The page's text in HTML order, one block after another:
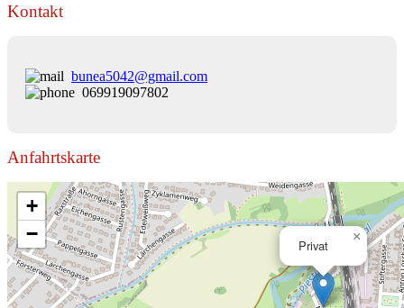
Kontakt
bunea5042@gmail.com
069919097802
Anfahrtskarte
Privat
×
+
−